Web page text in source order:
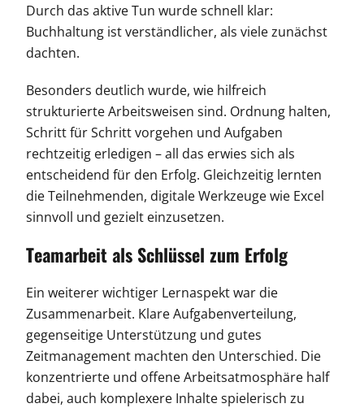
Durch das aktive Tun wurde schnell klar:
Buchhaltung ist verständlicher, als viele zunächst
dachten.
Besonders deutlich wurde, wie hilfreich
strukturierte Arbeitsweisen sind. Ordnung halten,
Schritt für Schritt vorgehen und Aufgaben
rechtzeitig erledigen – all das erwies sich als
entscheidend für den Erfolg. Gleichzeitig lernten
die Teilnehmenden, digitale Werkzeuge wie Excel
sinnvoll und gezielt einzusetzen.
Teamarbeit als Schlüssel zum Erfolg
Ein weiterer wichtiger Lernaspekt war die
Zusammenarbeit. Klare Aufgabenverteilung,
gegenseitige Unterstützung und gutes
Zeitmanagement machten den Unterschied. Die
konzentrierte und offene Arbeitsatmosphäre half
dabei, auch komplexere Inhalte spielerisch zu